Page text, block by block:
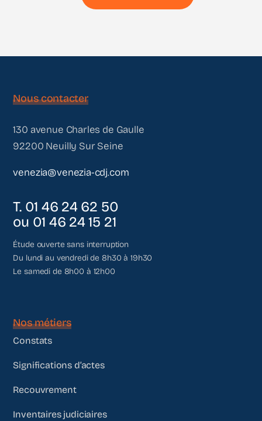
Nous contacter
130 avenue Charles de Gaulle
92200 Neuilly Sur Seine
venezia@venezia-cdj.com
T. 01 46 24 62 50
ou 01 46 24 15 21
Étude ouverte sans interruption
Du lundi au vendredi de 8h30 à 19h30
Le samedi de 8h00 à 12h00
Nos métiers
Constats
Significations d’actes
Recouvrement
Inventaires judiciaires